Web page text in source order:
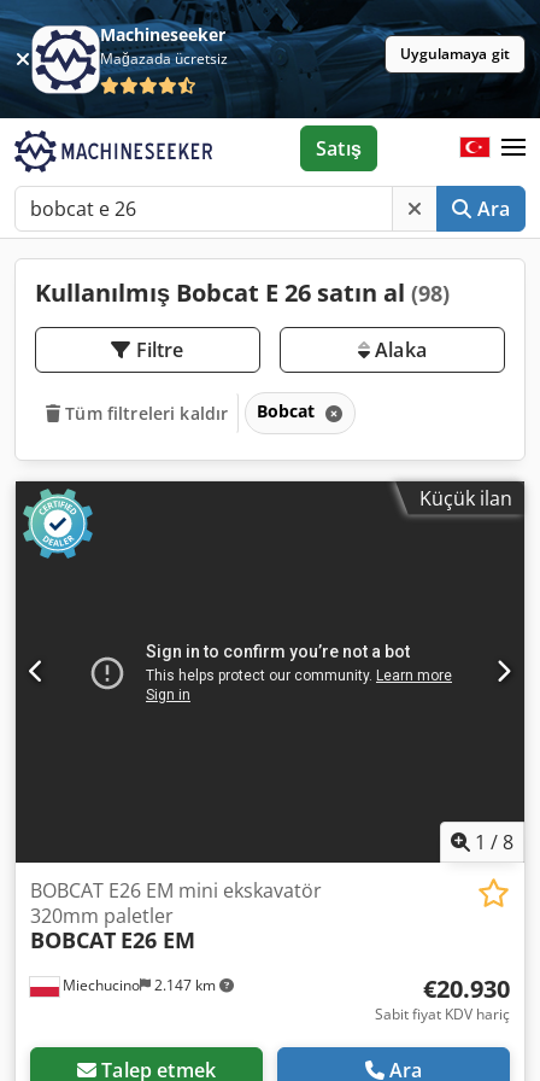
Machineseeker
Mağazada ücretsiz Uygulamaya git
Ara
Satış
Kullanılmış Bobcat E 26 satın al (98)
Filtre Alaka
Tüm filtreleri kaldır Bobcat
Küçük ilan
1 /8
Miechucino 2.147 km
BOBCAT E26 EM mini ekskavatör
320mm paletler
BOBCAT E26 EM
€20.930
Sabit fiyat KDV hariç
Talep etmek Ara